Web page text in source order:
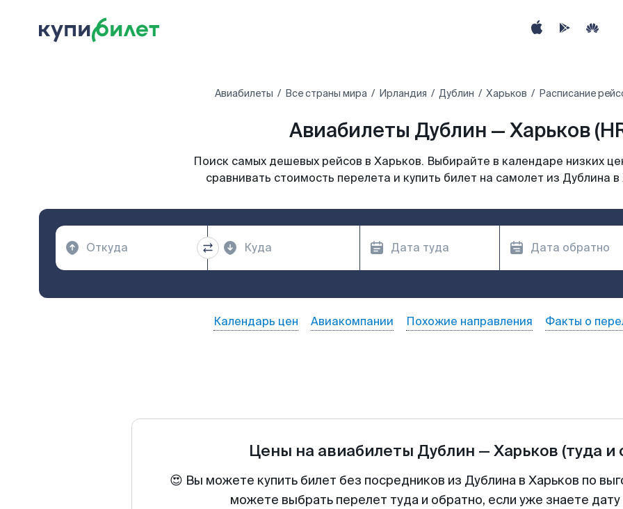
Авиабилеты Все страны мира Ирландия Дублин Харьков Расписание
Авиабилеты Дублин — Харьков
Поиск самых дешевых рейсов в Харьков. Выбирайте в календаре низких
сравнивать стоимость перелета и купить билет на самолет из Дублина
Календарь цен Авиакомпании Похожие направления Факты о
Цены на авиабилеты Дублин — Харьков (туда и
😍 Вы можете купить билет без посредников из Дублина в Харьков по
можете выбрать перелет туда и обратно, если уже знаете